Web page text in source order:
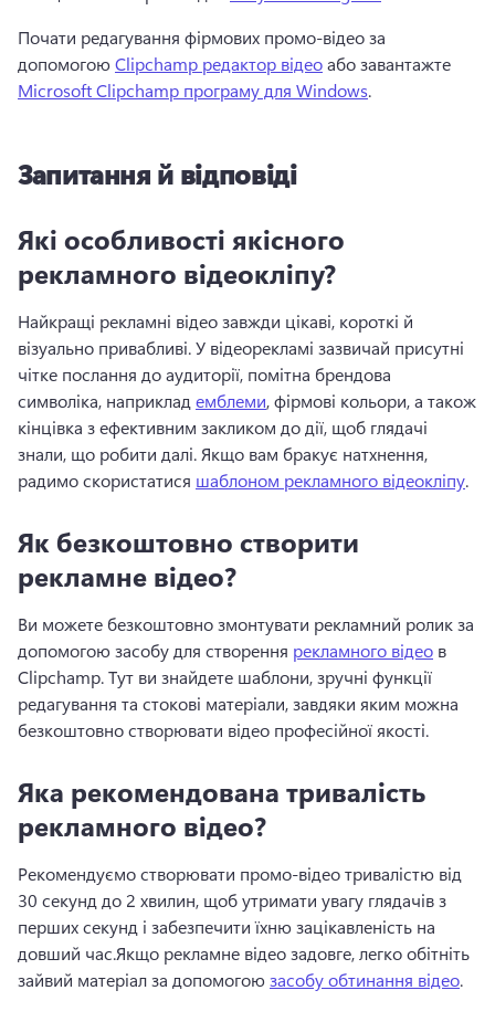
Почати редагування фірмових промо-відео за
допомогою Clipchamp редактор відео або завантажте
Microsoft Clipchamp програму для Windows.
Запитання й відповіді
Які особливості якісного
рекламного відеокліпу?
Найкращі рекламні відео завжди цікаві, короткі й
візуально привабливі. У відеорекламі зазвичай присутні
чітке послання до аудиторії, помітна брендова
символіка, наприклад емблеми, фірмові кольори, а також
кінцівка з ефективним закликом до дії, щоб глядачі
знали, що робити далі. Якщо вам бракує натхнення,
радимо скористатися шаблоном рекламного відеокліпу.
Як безкоштовно створити
рекламне відео?
Ви можете безкоштовно змонтувати рекламний ролик за
допомогою засобу для створення рекламного відео в
Clipchamp. Тут ви знайдете шаблони, зручні функції
редагування та стокові матеріали, завдяки яким можна
безкоштовно створювати відео професійної якості.
Яка рекомендована тривалість
рекламного відео?
Рекомендуємо створювати промо-відео тривалістю від
30 секунд до 2 хвилин, щоб утримати увагу глядачів з
перших секунд і забезпечити їхню зацікавленість на
довший час.Якщо рекламне відео задовге, легко обітніть
зайвий матеріал за допомогою засобу обтинання відео.